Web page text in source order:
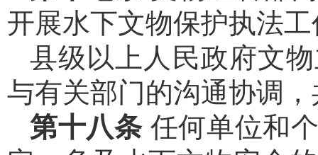
开展水下文物保护执法
县级以上人民政府文
与有关部门的沟通协调
第十八条 任何单位和